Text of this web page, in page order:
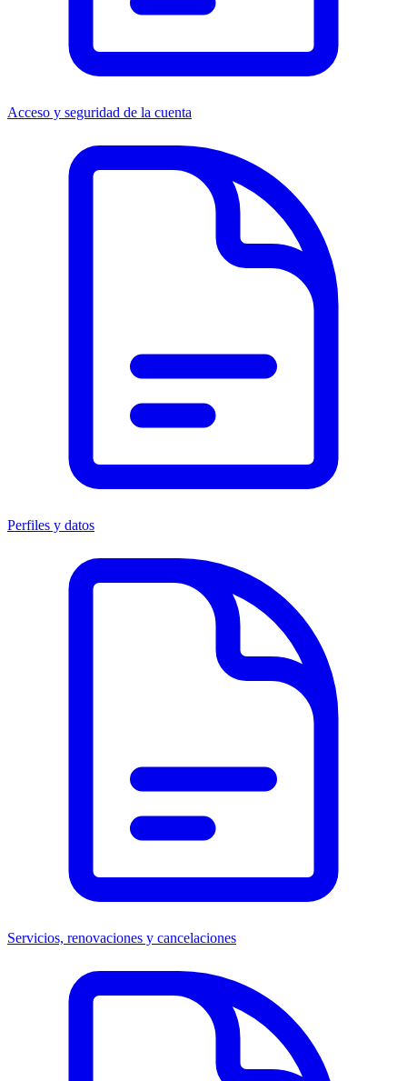
Acceso y seguridad de la cuenta
Perfiles y datos
Servicios, renovaciones y cancelaciones